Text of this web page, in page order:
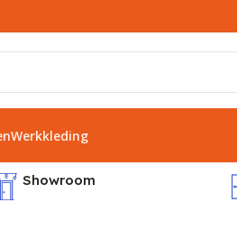
Werkkleding
Showroom